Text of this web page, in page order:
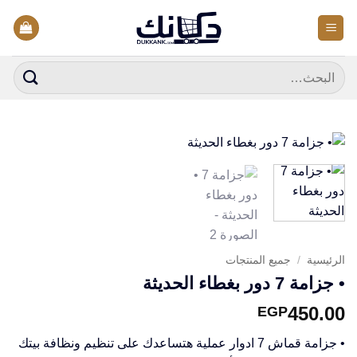
للمحتوى
البحث
عن:
الرئيسية / جميع المنتجات
• جزامة 7 دور بغطاء الحديثة
EGP450.00
• جزامة قماش 7 ادوار عملية هتساعدك على تنظيم ونظافة بيتك